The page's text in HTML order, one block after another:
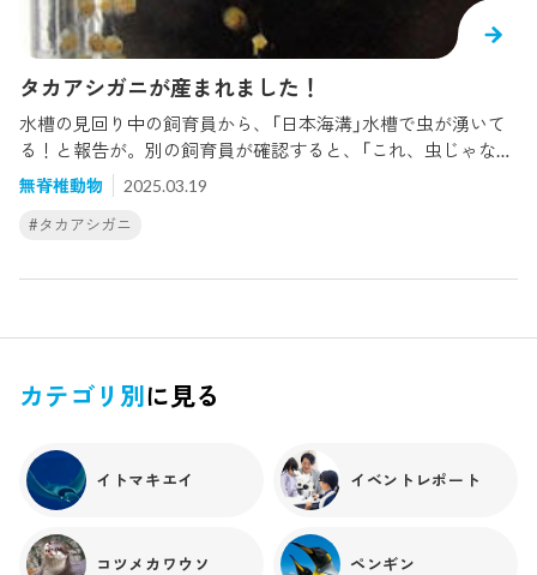
タカアシガニが産まれました！
水槽の見回り中の飼育員から、「日本海溝」水槽で虫が湧いて
る！と報告が。別の飼育員が確認すると、「これ、虫じゃなく
てゾエアじゃないですか？」よく見ると、小さな甲殻類の幼生
がたくさん泳いでいました！取り上げて観察してみます。 ゾ
エア幼生とは、甲殻類が卵から孵化した直後の姿で、他のプ
まり、この水槽で飼育していた抱卵中のタカアシガニから無
館で初めてタカアシガニのゾエア幼生から稚ガニまでの飼育
て今回、2年ぶりにゾエア幼生を入手！今年も稚ガニまでの成
長を目指して大切に育てていきます。この小さな命がどのよ
れ皆さまに小さなタカアシガニをお見せできる日を楽しみに
しています！
無脊椎動物 2025.03.19
#タカアシガニ
カテゴリ別に見る
イトマキエイ イベントレポート
コツメカワウソ ペンギン